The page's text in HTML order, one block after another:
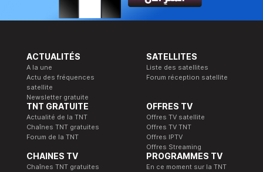
ACTUALITÉS
A la une
Actu des fréquences
satellite
Newsletter gratuite
SATELLITES
Liste des satellites
Forum réception satellite
TNT GRATUITE
Actualité de la TNT
Chaînes TNT gratuites
Forum de la TNT
OFFRES TV
Offres TV satellite
Offres TV TNT
Offres IPTV
Offres Streaming
CHAINES TV
Chaînes TNT gratuites
PROGRAMMES TV
En ce moment sur la TNT